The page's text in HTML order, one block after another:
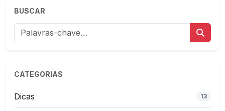
BUSCAR
CATEGORIAS
Dicas 13